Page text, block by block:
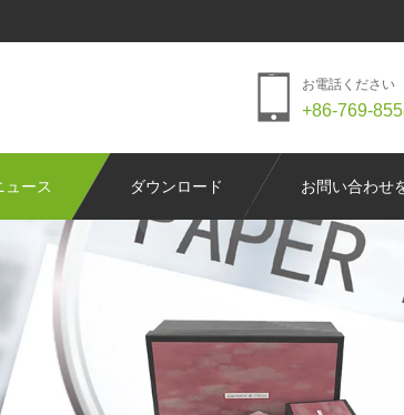
お電話ください
+86-769-
ュース ダウンロード お問い合わせ